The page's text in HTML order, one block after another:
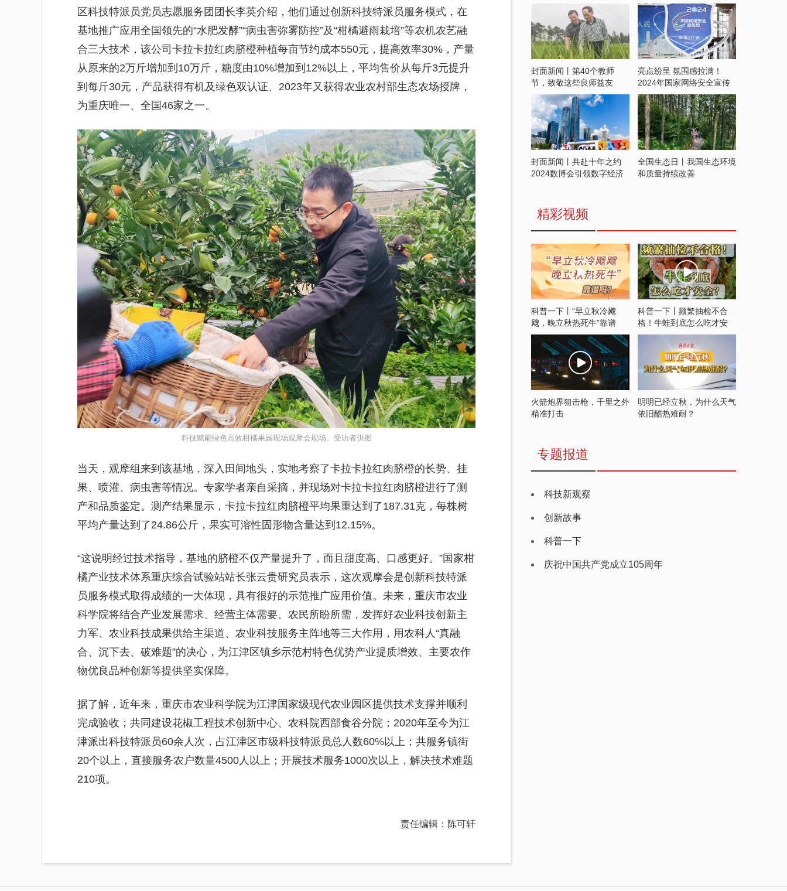
区科技特派员党员志愿服务团团长李英介绍，他们通过创新科技特派员服务模式，在
基地推广应用全国领先的“水肥发酵”“病虫害弥雾防控”及“柑橘避雨栽培”等农机农艺融
合三大技术，该公司卡拉卡拉红肉脐橙种植每亩节约成本550元，提高效率30%，产量
从原来的2万斤增加到10万斤，糖度由10%增加到12%以上，平均售价从每斤3元提升
到每斤30元，产品获得有机及绿色双认证、2023年又获得农业农村部生态农场授牌，
为重庆唯一、全国46家之一。
科技赋能绿色高效柑橘果园现场观摩会现场。受访者供图
当天，观摩组来到该基地，深入田间地头，实地考察了卡拉卡拉红肉脐橙的长势、挂
果、喷灌、病虫害等情况。专家学者亲自采摘，并现场对卡拉卡拉红肉脐橙进行了测
产和品质鉴定。测产结果显示，卡拉卡拉红肉脐橙平均果重达到了187.31克，每株树
平均产量达到了24.86公斤，果实可溶性固形物含量达到12.15%。
“这说明经过技术指导，基地的脐橙不仅产量提升了，而且甜度高、口感更好。”国家柑
橘产业技术体系重庆综合试验站站长张云贵研究员表示，这次观摩会是创新科技特派
员服务模式取得成绩的一大体现，具有很好的示范推广应用价值。未来，重庆市农业
科学院将结合产业发展需求、经营主体需要、农民所盼所需，发挥好农业科技创新主
力军、农业科技成果供给主渠道、农业科技服务主阵地等三大作用，用农科人“真融
合、沉下去、破难题”的决心，为江津区镇乡示范村特色优势产业提质增效、主要农作
物优良品种创新等提供坚实保障。
据了解，近年来，重庆市农业科学院为江津国家级现代农业园区提供技术支撑并顺利
完成验收；共同建设花椒工程技术创新中心、农科院西部食谷分院；2020年至今为江
津派出科技特派员60余人次，占江津区市级科技特派员总人数60%以上；共服务镇街
20个以上，直接服务农户数量4500人以上；开展技术服务1000次以上，解决技术难题
210项。
责任编辑：陈可轩
封面新闻丨第40个教师
节，致敬这些良师益友
亮点纷呈 氛围感拉满！
2024年国家网络安全宣传
周开启
封面新闻丨共赴十年之约
2024数博会引领数字经济
全国生态日丨我国生态环境
和质量持续改善
精彩视频
科普一下丨“早立秋冷飕
飕，晚立秋热死牛”靠谱
吗？
科普一下丨频繁抽检不合
格！牛蛙到底怎么吃才安
全？
火箭炮界狙击枪，千里之外
精准打击
明明已经立秋，为什么天气
依旧酷热难耐？
专题报道
科技新观察
创新故事
科普一下
庆祝中国共产党成立105周年